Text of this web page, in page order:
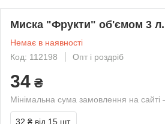
Миска "Фрукти" об'ємом 3 л.
Немає в наявності
Код: 112198
Опт і роздріб
34 ₴
Мінімальна сума замовлення на
32 ₴ від 15 шт.